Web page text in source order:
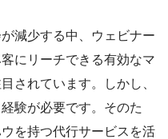
減少する中、ウェビナー
にリーチできる有効なマ
されています。しかし、
験が必要です。そのた
を持つ代行サービスを活